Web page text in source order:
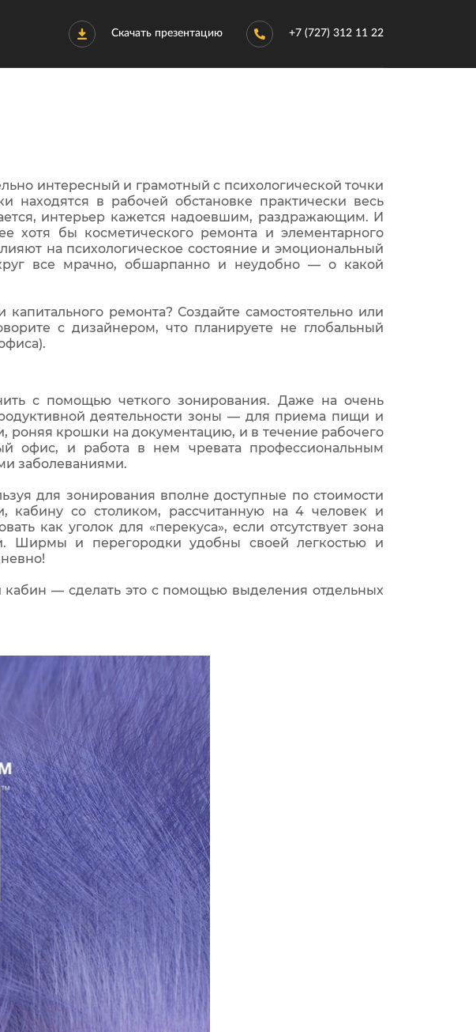
Скачать презентацию +7 (727) 312 11 22
интересный и грамотный с психологической точки
в рабочей обстановке практически весь
интерьер кажется надоевшим, раздражающим. И
хотя бы косметического ремонта и элементарного
на психологическое состояние и эмоциональный
все мрачно, обшарпанно и неудобно — о какой
ремонта? Создайте самостоятельно или
с дизайнером, что планируете не глобальный
с помощью четкого зонирования. Даже на очень
деятельности зоны — для приема пищи и
роняя крошки на документацию, и в течение рабочего
офис, и работа в нем чревата профессиональным
заболеваниями.
для зонирования вполне доступные по стоимости
кабину со столиком, рассчитанную на 4 человек и
как уголок для «перекуса», если отсутствует зона
Ширмы и перегородки удобны своей легкостью и
— сделать это с помощью выделения отдельных